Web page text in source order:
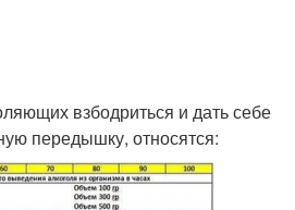
взбодриться и дать себе
передышку, относятся: